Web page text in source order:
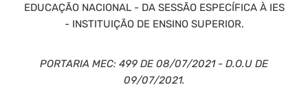
EDUCAÇÃO NACIONAL - DA SESSÃO ESPECÍFICA À IES
- INSTITUIÇÃO DE ENSINO SUPERIOR.
PORTARIA MEC: 499 DE 08/07/2021 - D.O.U DE
09/07/2021.